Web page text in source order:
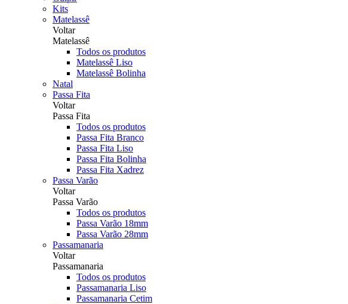
Kits
Matelassê
Voltar
Matelassê
Todos os produtos
Matelassê Liso
Matelassê Bolinha
Natal
Passa Fita
Voltar
Passa Fita
Todos os produtos
Passa Fita Branco
Passa Fita Liso
Passa Fita Bolinha
Passa Fita Xadrez
Passa Varão
Voltar
Passa Varão
Todos os produtos
Passa Varão 18mm
Passa Varão 28mm
Passamanaria
Voltar
Passamanaria
Todos os produtos
Passamanaria Liso
Passamanaria Cetim